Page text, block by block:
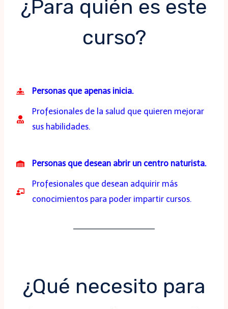
¿Para quién es este
curso?
Personas que apenas inicia.
Profesionales de la salud que quieren mejorar
sus habilidades.
Personas que desean abrir un centro naturista.
Profesionales que desean adquirir más
conocimientos para poder impartir cursos.
¿Qué necesito para